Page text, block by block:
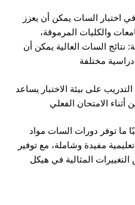
في اختبار السات يمكن أن يعزز
والكليات المرموقة،
السات العالية يمكن أن
التدريب على بيئة الاختبار يساعد
أثناء الامتحان الفعلي
ما توفر دورات السات مواد
مفيدة وشاملة، مع توفير
المثالية في هيكل